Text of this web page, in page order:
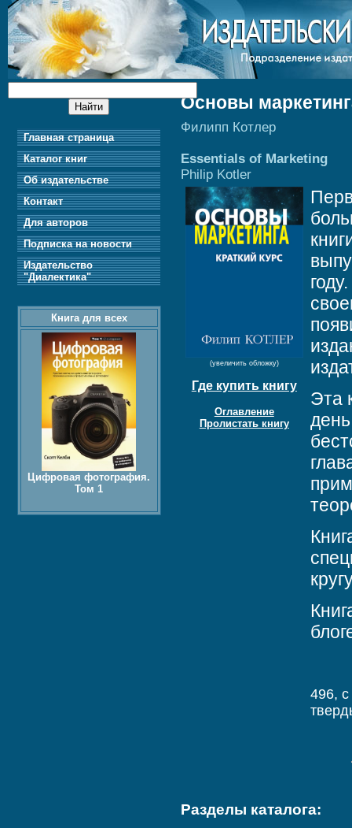
Основы
Филипп Котлер
Essentials of Marketing
Philip Kotler
(увеличить обложку)
Где купить книгу
Оглавление
Пролистать книгу
Эта
496,
Разделы каталога:
Главная страница
Каталог книг
Об издательстве
Контакт
Для авторов
Подписка на новости
Издательство
"Диалектика"
Книга для всех
Цифровая фотография.
Том 1